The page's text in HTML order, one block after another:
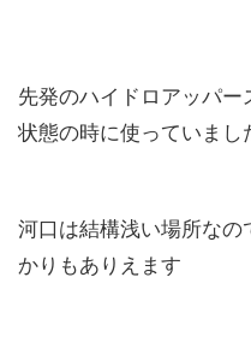
先発のハイドロアッパ
状態の時に使っていまし
河口は結構浅い場所な
かりもありえます